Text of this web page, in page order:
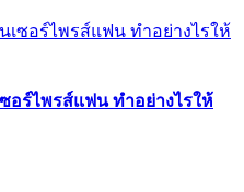
อร์ไพรส์แฟน ทำอย่างไรให้